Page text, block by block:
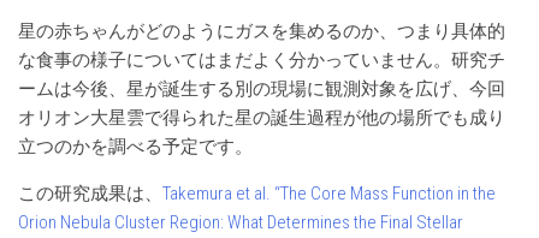
星の赤ちゃんがどのようにガスを集めるのか、つまり具体的
な食事の様子についてはまだよく分かっていません。研究チ
ームは今後、星が誕生する別の現場に観測対象を広げ、今回
オリオン大星雲で得られた星の誕生過程が他の場所でも成り
立つのかを調べる予定です。
この研究成果は、 Takemura et al. “The Core Mass Function in the
Orion Nebula Cluster Region: What Determines the Final Stellar